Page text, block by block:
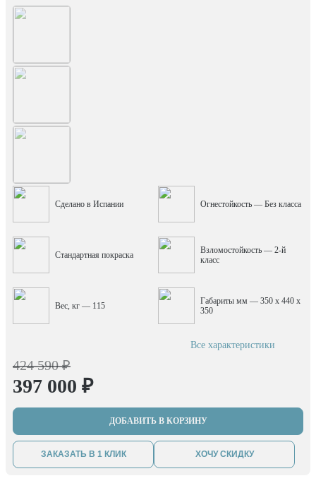
Сделано в Испании Огнестойкость — Без класса
Стандартная покраска
Взломостойкость — 2-й
класс
Вес, кг — 115
Габариты мм — 350 x 440 x
350
Все характеристики
424 590 ₽
397 000 ₽
ДОБАВИТЬ В КОРЗИНУ
ЗАКАЗАТЬ В 1 КЛИК ХОЧУ СКИДКУ